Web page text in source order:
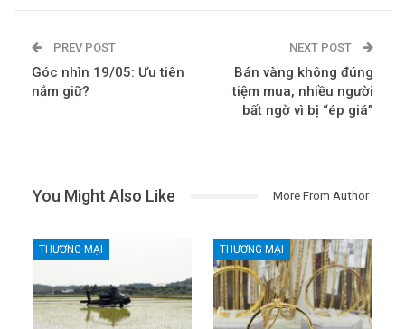
PREV POST
Góc nhìn 19/05: Ưu tiên
nắm giữ?
NEXT POST
Bán vàng không đúng
tiệm mua, nhiều người
bất ngờ vì bị “ép giá”
You Might Also Like More From Author
THƯƠNG MẠI THƯƠNG MẠI